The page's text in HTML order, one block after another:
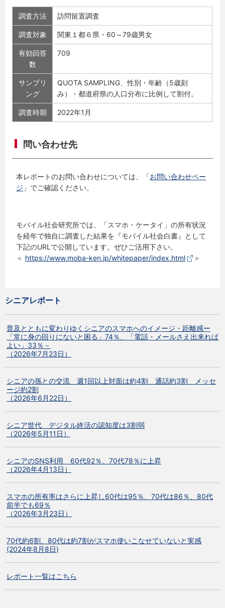
調査方法 訪問留置調査
調査対象 関東１都６県・60～79歳男女
有効回答
数
709
サンプリ
ング
QUOTA SAMPLING、性別・年齢（5歳刻
み）・都道府県の人口分布に比例して割付。
調査時期 2022年1月
問い合わせ先
本レポートのお問い合わせについては、「お問い合わせペー
ジ 」でご確認ください。
モバイル社会研究所では、「スマホ・ケータイ」の所有状況
を経年で独自に調査した結果を『モバイル社会白書』として
下記のURLで公開しています。ぜひご活用下さい。
＜ https://www.moba-ken.jp/whitepaper/index.html ＞
シニアレポート
普及とともに変わりゆくシニアのスマホへのイメージ・距離感ー
「常に身の回りにないと困る」74％、「電話・メールさえ出来れば
よい」33％－
（2026年7月23日）
シニアの孫との交流 週1回以上対面は約4割 通話約3割 メッセ
ージ約2割
（2026年6月22日）
シニア世代 デジタル終活の認知度は3割弱
（2026年5月11日）
シニアのSNS利用 60代92％、70代78％に上昇
（2026年4月13日）
スマホの所有率はさらに上昇し60代は95％、70代は86％、80代
前半でも69％
（2026年3月23日）
70代約6割、80代は約7割がスマホ使いこなせていないと実感
(2024年8月8日)
レポート一覧はこちら